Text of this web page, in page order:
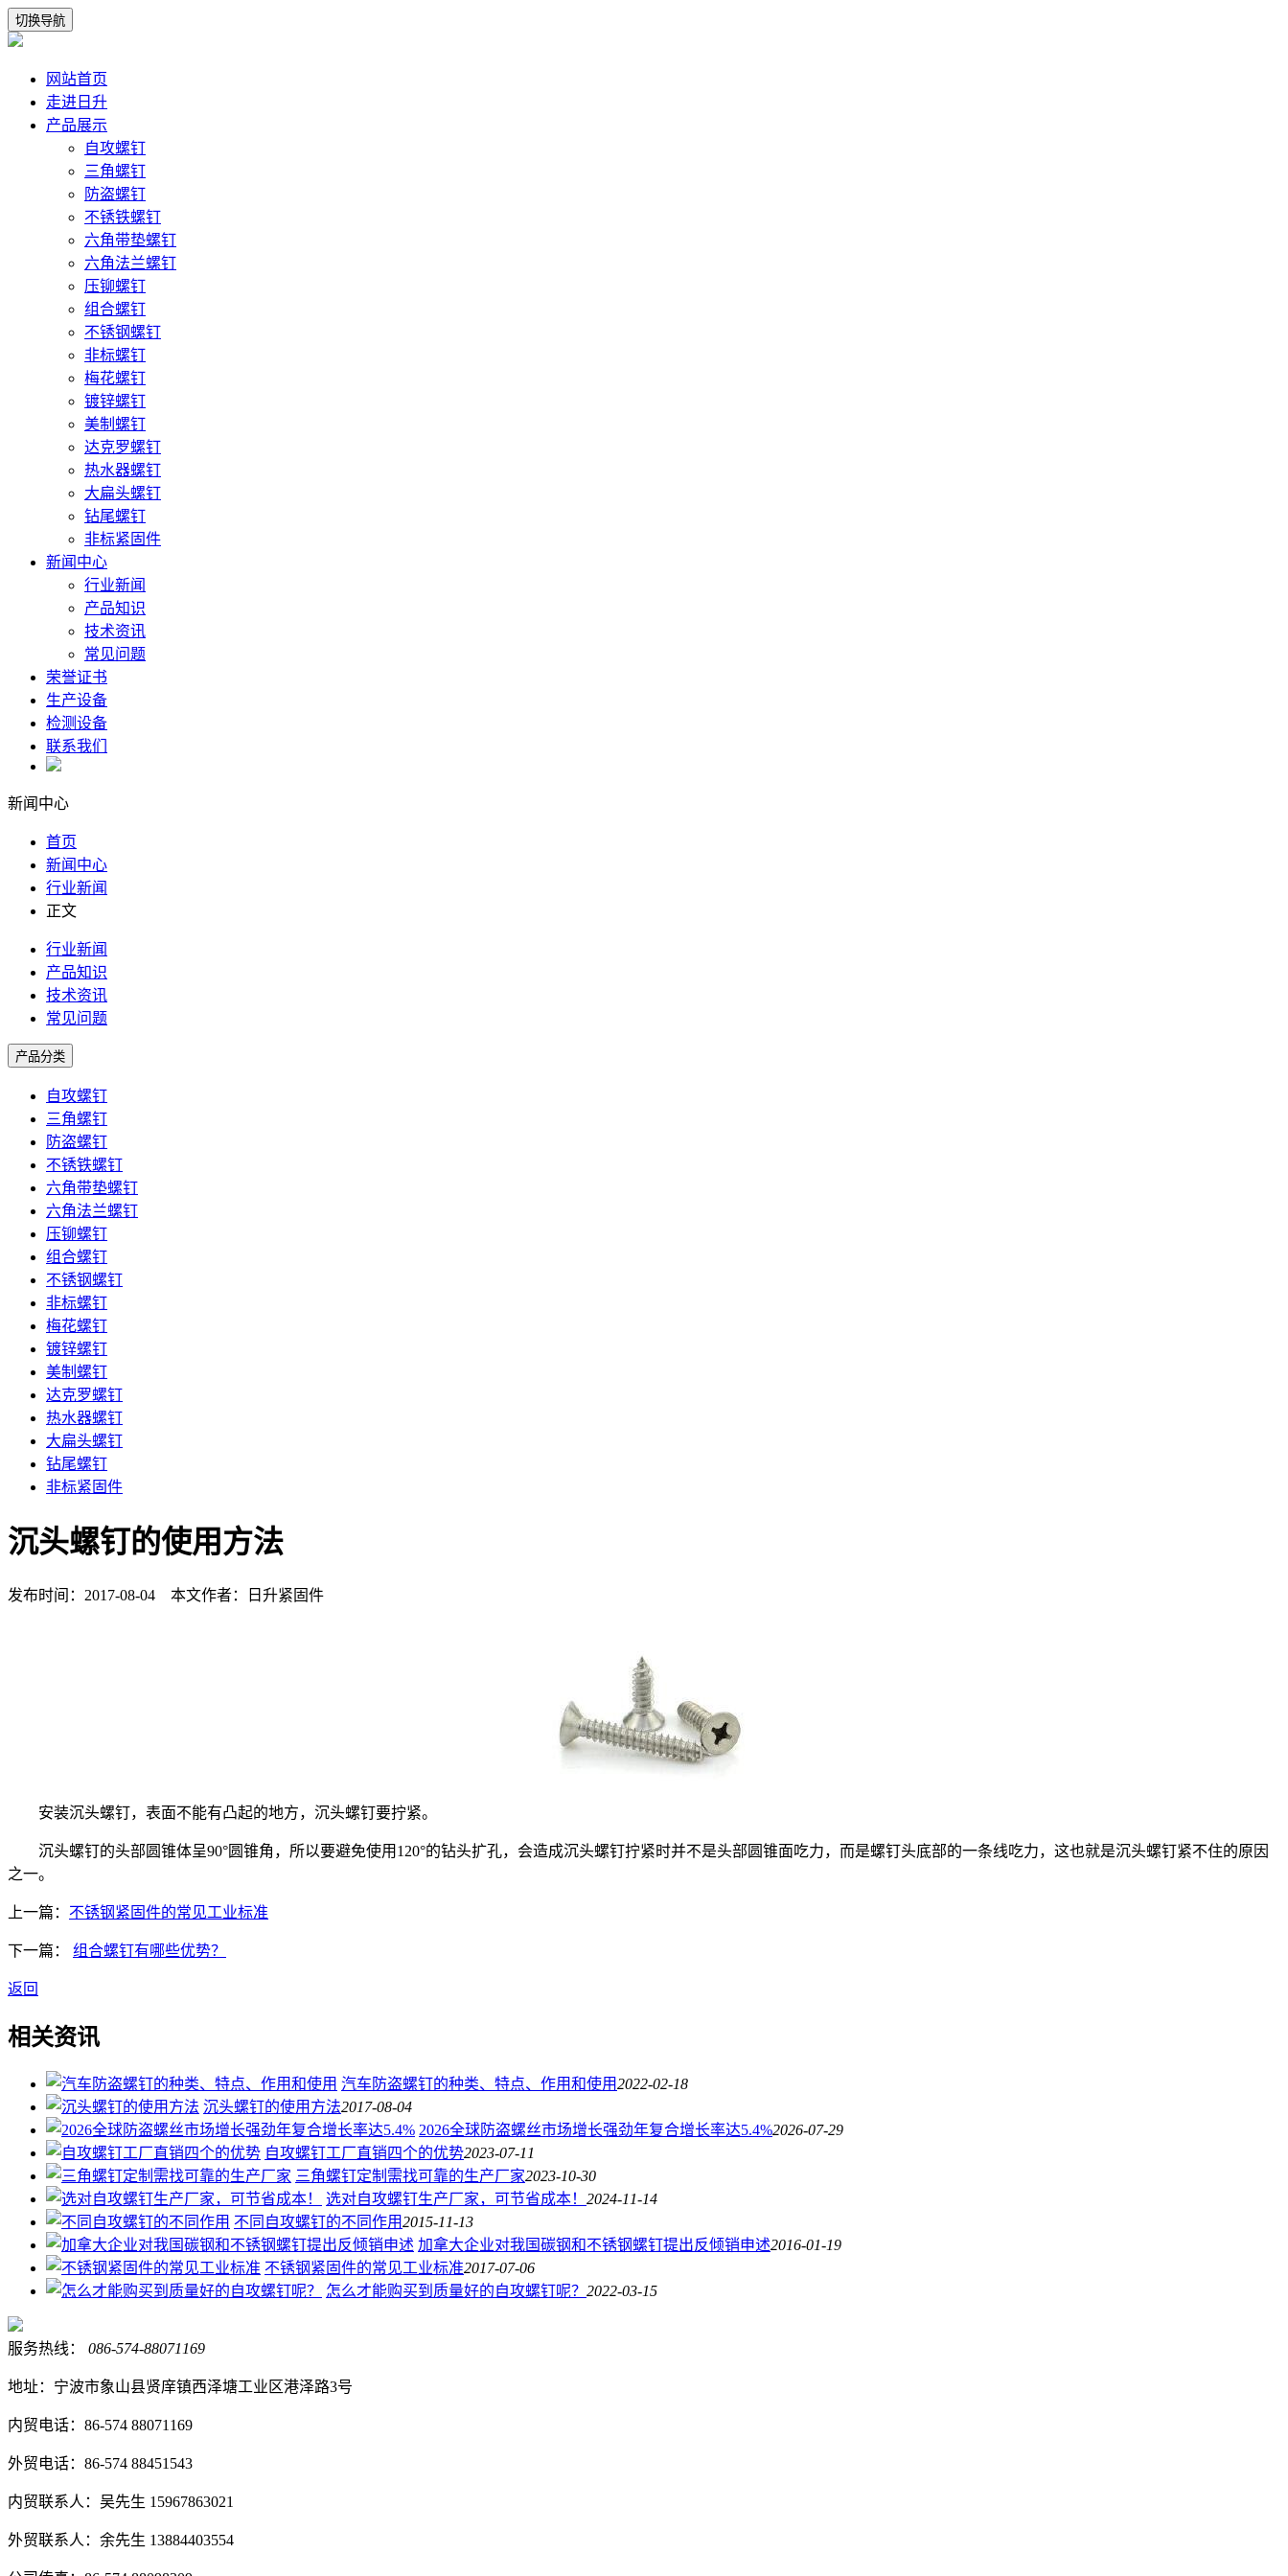
切换导航
网站首页
走进日升
产品展示
自攻螺钉
三角螺钉
防盗螺钉
不锈铁螺钉
六角带垫螺钉
六角法兰螺钉
压铆螺钉
组合螺钉
不锈钢螺钉
非标螺钉
梅花螺钉
镀锌螺钉
美制螺钉
达克罗螺钉
热水器螺钉
大扁头螺钉
钻尾螺钉
非标紧固件
新闻中心
行业新闻
产品知识
技术资讯
常见问题
荣誉证书
生产设备
检测设备
联系我们
新闻中心
首页
新闻中心
行业新闻
正文
行业新闻
产品知识
技术资讯
常见问题
产品分类
自攻螺钉
三角螺钉
防盗螺钉
不锈铁螺钉
六角带垫螺钉
六角法兰螺钉
压铆螺钉
组合螺钉
不锈钢螺钉
非标螺钉
梅花螺钉
镀锌螺钉
美制螺钉
达克罗螺钉
热水器螺钉
大扁头螺钉
钻尾螺钉
非标紧固件
沉头螺钉的使用方法
发布时间：2017-08-04 本文作者：日升紧固件
安装沉头螺钉，表面不能有凸起的地方，沉头螺钉要拧紧。
沉头螺钉的头部圆锥体呈90°圆锥角，所以要避免使用120°的钻头扩孔，会造成沉头螺钉拧紧时并不是头部圆锥面吃力，而是螺钉头底部的一条线吃力，这也就是沉头螺钉紧不住的原因
之一。
上一篇： 不锈钢紧固件的常见工业标准
下一篇： 组合螺钉有哪些优势？
返回
相关资讯
汽车防盗螺钉的种类、特点、作用和使用2022-02-18
沉头螺钉的使用方法2017-08-04
2026全球防盗螺丝市场增长强劲年复合增长率达5.4%2026-07-29
自攻螺钉工厂直销四个的优势2023-07-11
三角螺钉定制需找可靠的生产厂家2023-10-30
选对自攻螺钉生产厂家，可节省成本！ 2024-11-14
不同自攻螺钉的不同作用2015-11-13
加拿大企业对我国碳钢和不锈钢螺钉提出反倾销申述2016-01-19
不锈钢紧固件的常见工业标准2017-07-06
怎么才能购买到质量好的自攻螺钉呢？ 2022-03-15
服务热线： 086-574-88071169
地址：宁波市象山县贤庠镇西泽塘工业区港泽路3号
内贸电话：86-574 88071169
外贸电话：86-574 88451543
内贸联系人：吴先生 15967863021
外贸联系人：余先生 13884403554